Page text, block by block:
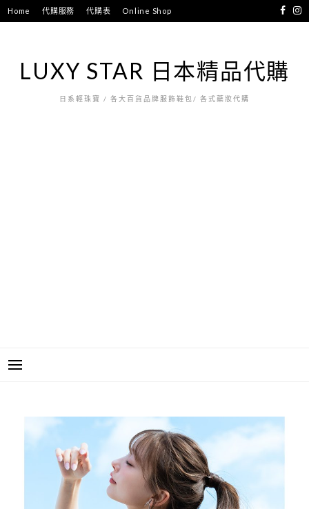
跳
至
Home 代購服務 代購表 Online Shop
LUXY STAR 日本精品代購
日系輕珠寶 / 各大百貨品牌服飾鞋包/ 各式藥妝代購